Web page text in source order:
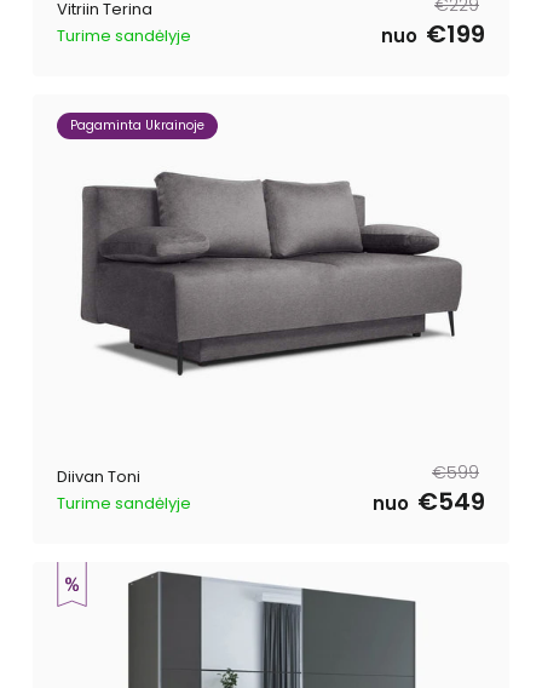
Vitriin Terina
Turime sandėlyje
€229
nuo €199
Pagaminta Ukrainoje
Diivan Toni
Turime sandėlyje
Tavahind
€599
Müügihind
nuo €549